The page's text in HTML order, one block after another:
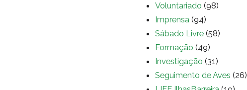
Voluntariado (98)
Imprensa (94)
Sábado Livre (58)
Formação (49)
Investigação (31)
Seguimento de Aves (26)